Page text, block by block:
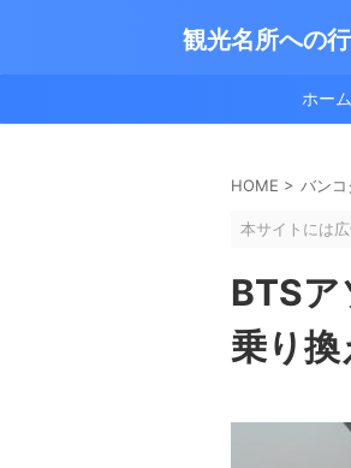
観光名所への
ホーム
HOME > バンコ
本サイトには
BTS
乗り換